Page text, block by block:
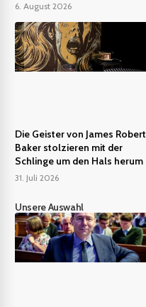
6. August 2026
Die Geister von James Robert
Baker stolzieren mit der
Schlinge um den Hals herum
31. Juli 2026
Unsere Auswahl